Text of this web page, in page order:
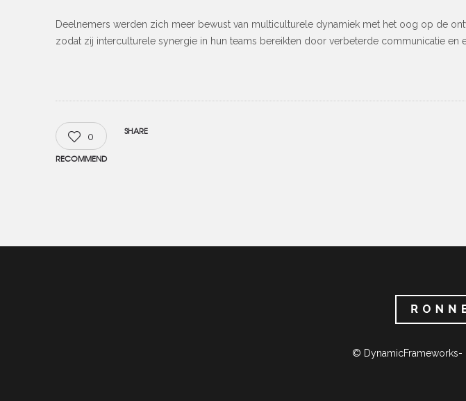
Deelnemers werden zich meer bewust van multiculturele dynamiek met het oog op de
zodat zij interculturele synergie in hun teams bereikten door verbeterde communicatie en
0
RECOMMEND
SHARE
© DynamicFrameworks-